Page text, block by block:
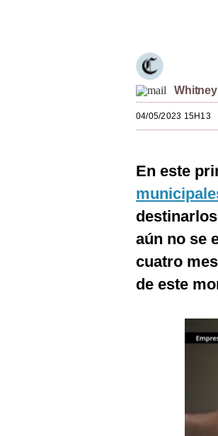
04/05/2023 15H13
En este
aún no se
cuatro
de este